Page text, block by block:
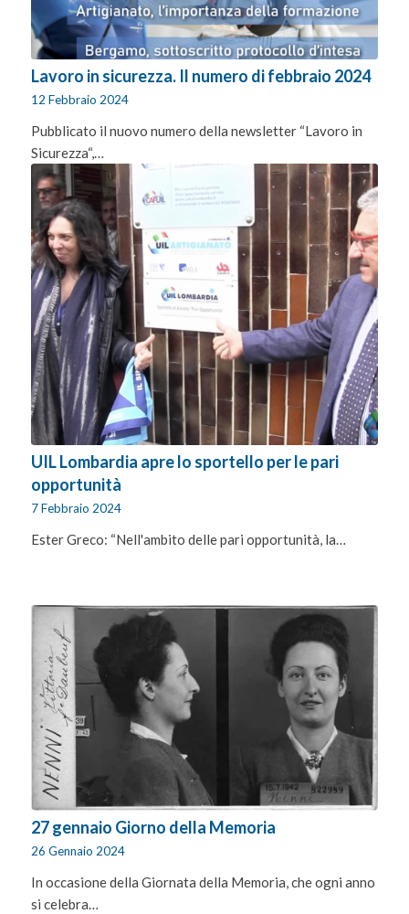
Lavoro in sicurezza. Il numero di febbraio 2024
12 Febbraio 2024
Pubblicato il nuovo numero della newsletter “Lavoro in
Sicurezza“,…
UIL Lombardia apre lo sportello per le pari
opportunità
7 Febbraio 2024
Ester Greco: “Nell'ambito delle pari opportunità, la…
27 gennaio Giorno della Memoria
26 Gennaio 2024
In occasione della Giornata della Memoria, che ogni anno
si celebra…